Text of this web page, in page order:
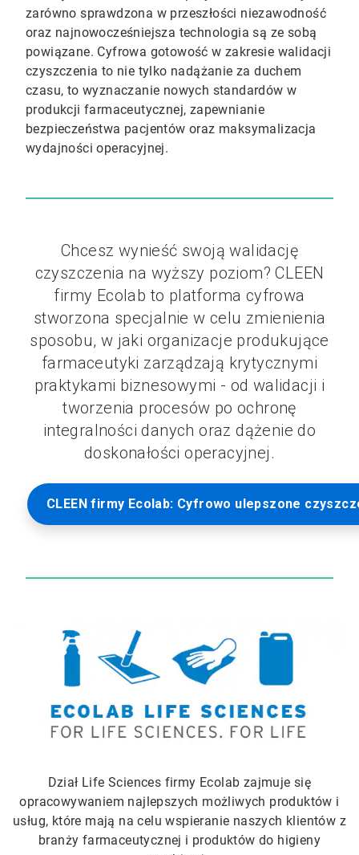
zarówno sprawdzona w przeszłości niezawodność
oraz najnowocześniejsza technologia są ze sobą
powiązane. Cyfrowa gotowość w zakresie walidacji
czyszczenia to nie tylko nadążanie za duchem
czasu, to wyznaczanie nowych standardów w
produkcji farmaceutycznej, zapewnianie
bezpieczeństwa pacjentów oraz maksymalizacja
wydajności operacyjnej.
Chcesz wynieść swoją walidację
czyszczenia na wyższy poziom? CLEEN
firmy Ecolab to platforma cyfrowa
stworzona specjalnie w celu zmienienia
sposobu, w jaki organizacje produkujące
farmaceutyki zarządzają krytycznymi
praktykami biznesowymi - od walidacji i
tworzenia procesów po ochronę
integralności danych oraz dążenie do
doskonałości operacyjnej.
CLEEN firmy Ecolab: Cyfrowo ulepszone
Dział Life Sciences firmy Ecolab zajmuje się
opracowywaniem najlepszych możliwych produktów i
usług, które mają na celu wspieranie naszych klientów z
branży farmaceutycznej i produktów do higieny